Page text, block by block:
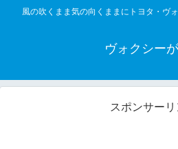
風の吹くまま気の向くままにトヨタ・ヴ
ヴォクシー
スポンサーリ